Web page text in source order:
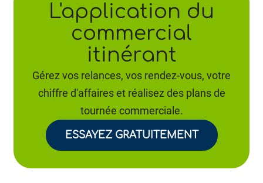
L'application du
commercial
itinérant
Gérez vos relances, vos rendez-vous, votre
chiffre d'affaires et réalisez des plans de
tournée commerciale.
ESSAYEZ GRATUITEMENT